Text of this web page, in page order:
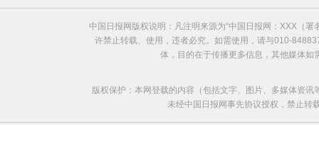
中国日报网版权说明：凡注明来源为“中国日报网：XXX（
许禁止转载、使用，违者必究。如需使用，请与010-
体，目的在于传播更多信息，其他媒体
版权保护：本网登载的内容（包括文字、图片、多媒体资
未经中国日报网事先协议授权，禁止转